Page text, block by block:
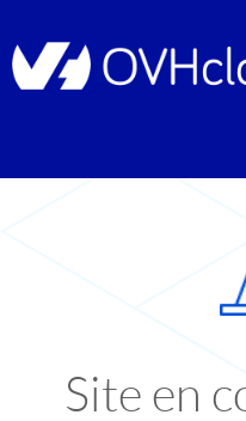
Site en